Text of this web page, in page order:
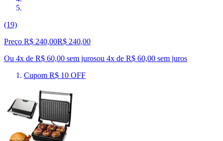
(19)
Preço R$ 240,00R$ 240,00
Ou 4x de R$ 60,00 sem jurosou 4x de R$ 60,00 sem juros
Cupom R$ 10 OFF